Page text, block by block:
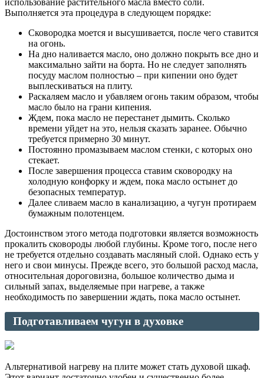
использование растительного масла вместо соли.
Выполняется эта процедура в следующем порядке:
Сковородка моется и высушивается, после чего ставится
на огонь.
На дно наливается масло, оно должно покрыть все дно и
максимально зайти на борта. Но не следует заполнять
посуду маслом полностью – при кипении оно будет
выплескиваться на плиту.
Раскаляем масло и убавляем огонь таким образом, чтобы
масло было на грани кипения.
Ждем, пока масло не перестанет дымить. Сколько
времени уйдет на это, нельзя сказать заранее. Обычно
требуется примерно 30 минут.
Постоянно промазываем маслом стенки, с которых оно
стекает.
После завершения процесса ставим сковородку на
холодную конфорку и ждем, пока масло остынет до
безопасных температур.
Далее сливаем масло в канализацию, а чугун протираем
бумажным полотенцем.
Достоинством этого метода подготовки является возможность
прокалить сковороды любой глубины. Кроме того, после него
не требуется отдельно создавать масляный слой. Однако есть у
него и свои минусы. Прежде всего, это большой расход масла,
относительная дороговизна, большое количество дыма и
сильный запах, выделяемые при нагреве, а также
необходимость по завершении ждать, пока масло остынет.
Подготавливаем чугун в духовке
Альтернативой нагреву на плите может стать духовой шкаф.